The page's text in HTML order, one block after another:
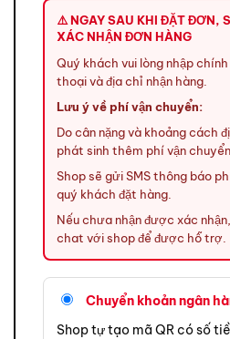
⚠️ NGAY SAU KHI ĐẶT ĐƠN,
XÁC NHẬN ĐƠN HÀNG
Quý khách vui lòng nhập
thoại và địa chỉ nhận hàng.
Lưu ý về phí vận chuyển:
Do cân nặng và khoảng cách
phát sinh thêm phí vận chuyển.
Shop sẽ gửi SMS thông báo
quý khách đặt hàng.
Nếu chưa nhận được xác
chat với shop để được hỗ trợ.
Chuyển khoản ngân
Shop tự tạo mã QR có số